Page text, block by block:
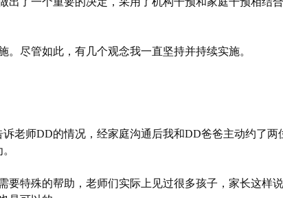
。尽管如此，有几个观念我一直坚持并持续实施。
老师DD的情况，经家庭沟通后我和DD爸爸主动约了两
要特殊的帮助，老师们实际上见过很多孩子，家长这样